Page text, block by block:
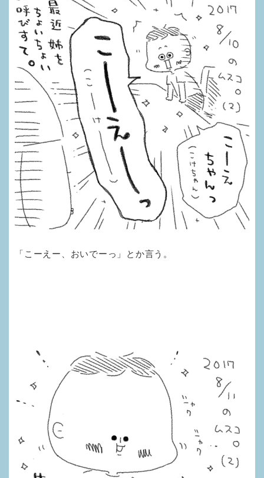
「こーえー、おいでーっ」とか言う。